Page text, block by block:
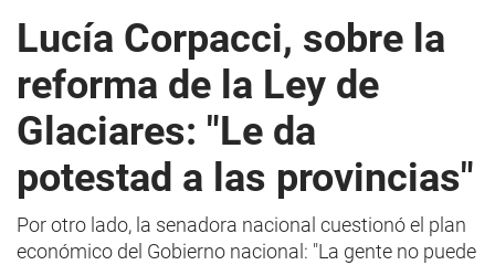
Lucía Corpacci, sobre la
reforma de la Ley de
Glaciares: "Le da
potestad a las provincias"
Por otro lado, la senadora nacional cuestionó el plan
económico del Gobierno nacional: "La gente no puede